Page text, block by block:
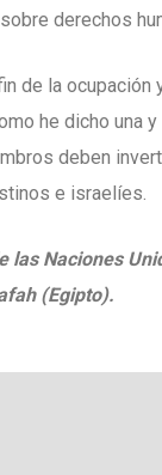
derechos
de la
he dicho una
deben
e israelíes.
las Naciones
(Egipto).